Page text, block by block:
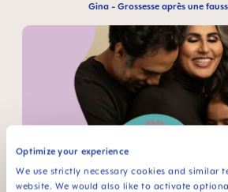
Optimize your experience
We use strictly necessary cookies and similar
website. We would also like to activate
Gina - Grossesse après une
Rashmi - Infertilité et attentes